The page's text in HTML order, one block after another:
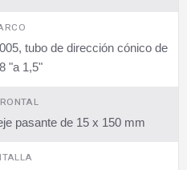
tubo de dirección cónico de
"a 1,5"
pasante de 15 x 150 mm